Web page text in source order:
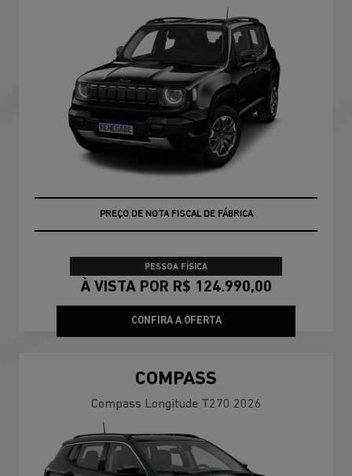
VEÍCULO A PRONTA ENTREGA
PESSOA FÍSICA
À VISTA POR R$ 124.990,00
CONFIRA A OFERTA
COMPASS
Compass Longitude T270 2026